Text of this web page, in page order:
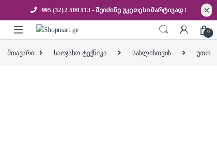
+995 (32) 2 500 513 - შეიძინე უკეთესიმარტივად ! ✕
Skip to navigation
Skip to content
0
მთავარი საოჯახო ტექნიკა სახლისთვის უთო